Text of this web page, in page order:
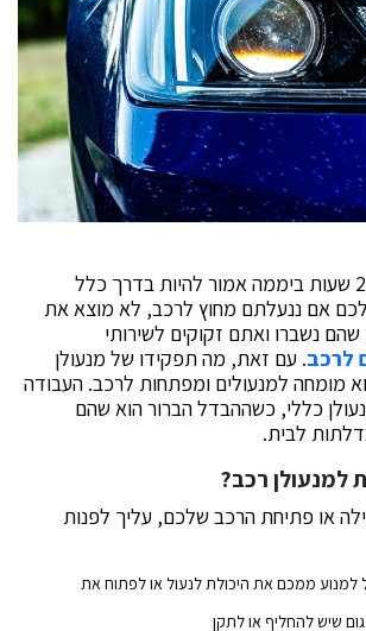
מנעולן רכב הזמין 24 שעות ביממה אמור להיות בדרך כלל
אם ננעלתם מחוץ לרכב, לא מוצא את
נשברו ואתם זקוקים לשירותי
לרכב. עם זאת, מה תפקידו של מנעולן
מומחה למנעולים ומפתחות לרכב. העבודה
כללי, כשההבדל הברור הוא שהם
לבית.
למנעולן רכב?
או פתיחת הרכב שלכם, עליך לפנות
למנוע ממכם את היכולת לנעול או לפתוח את
שיש להחליף או לתקן